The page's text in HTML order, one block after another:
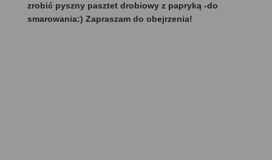
zrobić pyszny pasztet drobiowy z papryką -do
smarowania:) Zapraszam do obejrzenia!